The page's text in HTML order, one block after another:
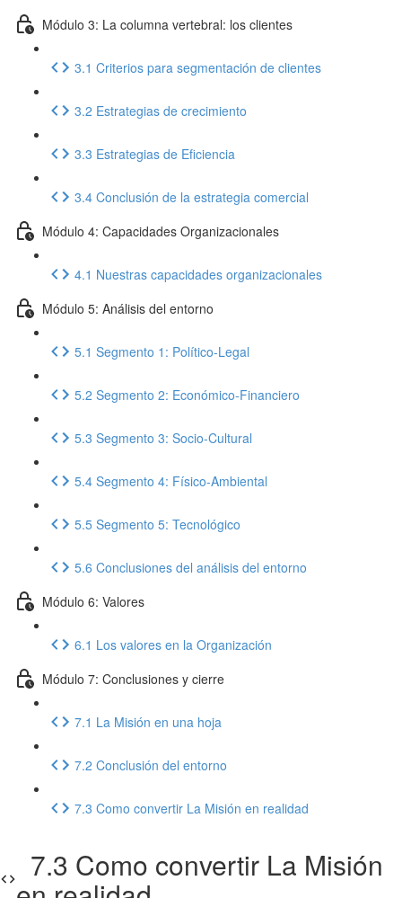
Módulo 3: La columna vertebral: los clientes
3.1 Criterios para segmentación de clientes
3.2 Estrategias de crecimiento
3.3 Estrategias de Eficiencia
3.4 Conclusión de la estrategia comercial
Módulo 4: Capacidades Organizacionales
4.1 Nuestras capacidades organizacionales
Módulo 5: Análisis del entorno
5.1 Segmento 1: Político-Legal
5.2 Segmento 2: Económico-Financiero
5.3 Segmento 3: Socio-Cultural
5.4 Segmento 4: Físico-Ambiental
5.5 Segmento 5: Tecnológico
5.6 Conclusiones del análisis del entorno
Módulo 6: Valores
6.1 Los valores en la Organización
Módulo 7: Conclusiones y cierre
7.1 La Misión en una hoja
7.2 Conclusión del entorno
7.3 Como convertir La Misión en realidad
7.3 Como convertir La Misión